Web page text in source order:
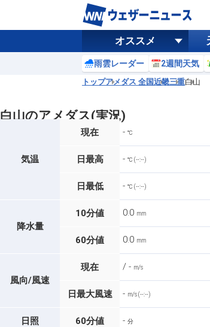
オススメ
雨雲レーダー 2週間天気
トップアメダス 全国近畿三重白山
白山のアメダス(実況)
気温
現在 - ℃
日最高 - ℃ (--:--)
日最低 - ℃ (--:--)
降水量
10分値 0.0 mm
60分値 0.0 mm
風向/風速
現在 / - m/s
日最大風速 - m/s (--:--)
日照 60分値 - 分